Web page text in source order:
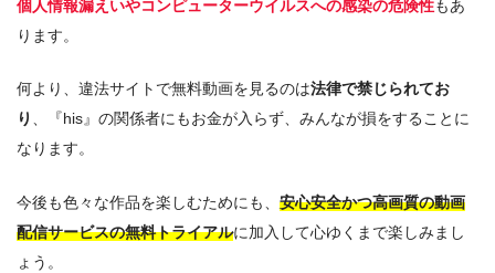
個人情報漏えいやコンピューターウイルスへの感染の危険性もあ
ります。
何より、違法サイトで無料動画を見るのは法律で禁じられてお
り 、『his』の関係者にもお金が入らず、みんなが損をすることに
なります。
今後も色々な作品を楽しむためにも、 安心安全かつ高画質の動画
配信サービスの無料トライアルに加入して心ゆくまで楽しみまし
ょう。